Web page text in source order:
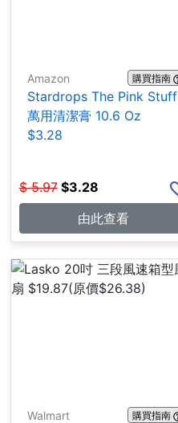
Amazon 購買指南
Stardrops The Pink Stuff
萬用清潔膏 10.6 Oz
$3.28
$ 5.97 $3.28
由此查看
Walmart 購買指南